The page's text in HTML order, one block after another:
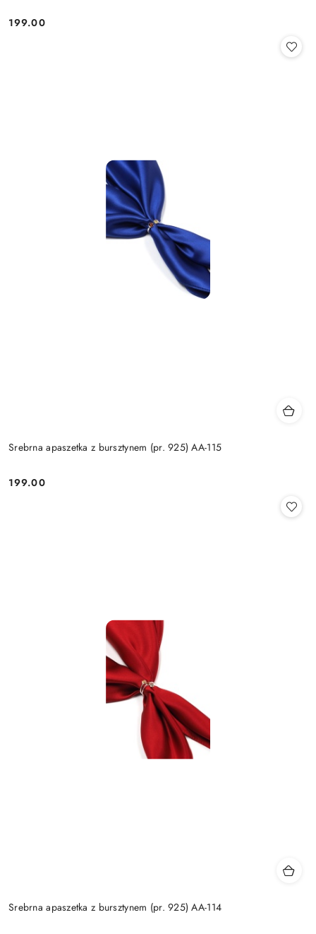
Cena:
199.00
Srebrna apaszetka z bursztynem (pr. 925) AA-115
Cena:
199.00
Srebrna apaszetka z bursztynem (pr. 925) AA-114